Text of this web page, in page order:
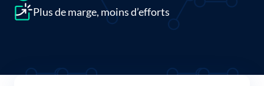
Plus de marge, moins d’efforts